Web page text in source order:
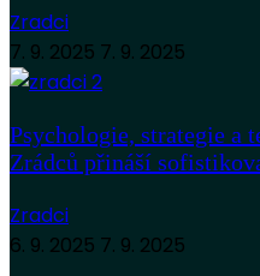
Zradci
7. 9. 2025 7. 9. 2025
Psychologie, strategie a
Zrádců přináší
Zradci
6. 9. 2025 7. 9. 2025